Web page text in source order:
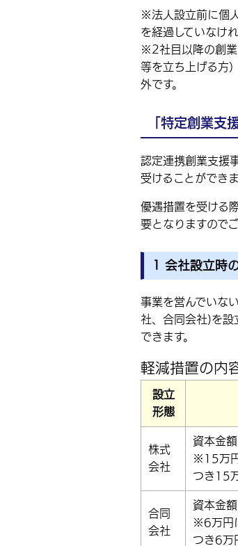
※法人設立前に個
を経過していなけ
※2社目以降の創業
等を立ち上げる方
外です。
「特定創業支
認定連携創業支援
受けることができま
優遇措置を受ける
要となりますので
1 会社設立時
事業を営んでいな
社、合同会社)を設
できます。
軽減措置の内
設立
形態
株式
会社
資本金
※15万
つき15
合同
会社
資本金
※6万円
つき6万